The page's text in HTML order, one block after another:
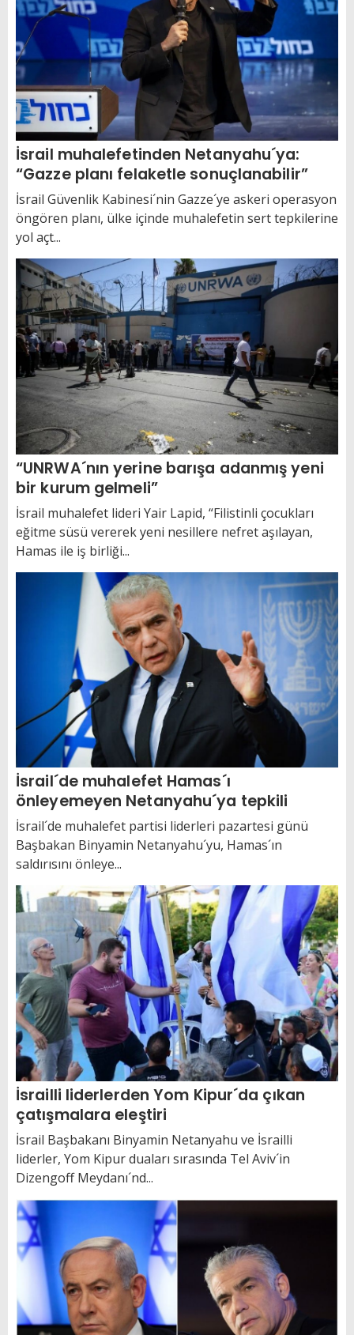
İsrail muhalefetinden Netanyahu´ya:
“Gazze planı felaketle sonuçlanabilir”
İsrail Güvenlik Kabinesi´nin Gazze´ye askeri operasyon
öngören planı, ülke içinde muhalefetin sert tepkilerine
yol açt...
“UNRWA´nın yerine barışa adanmış yeni
bir kurum gelmeli”
İsrail muhalefet lideri Yair Lapid, “Filistinli çocukları
eğitme süsü vererek yeni nesillere nefret aşılayan,
Hamas ile iş birliği...
İsrail´de muhalefet Hamas´ı
önleyemeyen Netanyahu´ya tepkili
İsrail´de muhalefet partisi liderleri pazartesi günü
Başbakan Binyamin Netanyahu´yu, Hamas´ın
saldırısını önleye...
İsrailli liderlerden Yom Kipur´da çıkan
çatışmalara eleştiri
İsrail Başbakanı Binyamin Netanyahu ve İsrailli
liderler, Yom Kipur duaları sırasında Tel Aviv´in
Dizengoff Meydanı´nd...